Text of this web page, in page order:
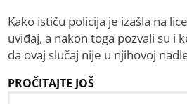
Kako ističu policija je izašla na
uviđaj, a nakon toga pozvali su i
da ovaj slučaj nije u njihovoj
PROČITAJTE JOŠ